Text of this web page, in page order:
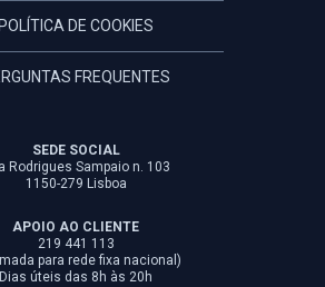
POLÍTICA DE COOKIES
FREQUENTES
SEDE SOCIAL
Rodrigues Sampaio n. 103
1150-279 Lisboa
APOIO AO CLIENTE
219 441 113
para rede fixa nacional)
Dias úteis das 8h às 20h